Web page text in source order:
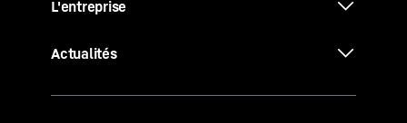
L'entreprise
Actualités